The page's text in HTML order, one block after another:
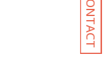
CONTACT